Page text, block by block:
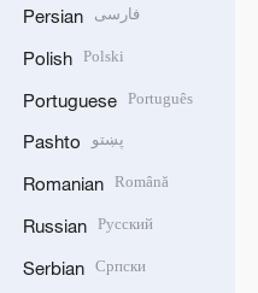
Persian فارسی
Polish Polski
Portuguese Português
Pashto پښتو
Romanian Română
Russian Русский
Serbian Српски